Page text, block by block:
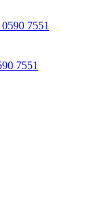
7551